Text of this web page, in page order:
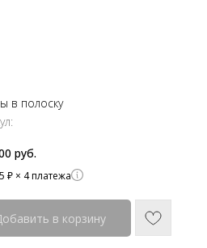
в полоску
руб.
₽ × 4 платежа
в корзину